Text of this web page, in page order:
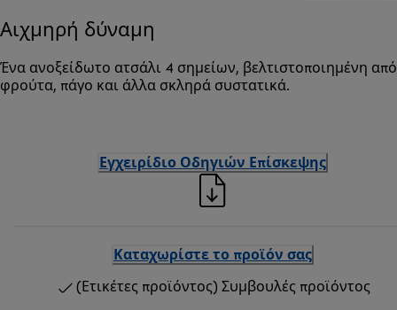
Αιχμηρή δύναμη
Ένα ανοξείδωτο ατσάλι 4 σημείων, βελτιστοποιημένη
φρούτα, πάγο και άλλα σκληρά συστατικά.
Εγχειρίδιο Οδηγιών Επίσκεψης
Καταχωρίστε το προϊόν σας
(Ετικέτες προϊόντος) Συμβουλές προϊόντος